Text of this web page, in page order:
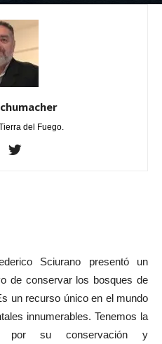
del Fuego.
Sciurano presentó un
de conservar los bosques de
un recurso único en el mundo
innumerables. Tenemos la
por su conservación y